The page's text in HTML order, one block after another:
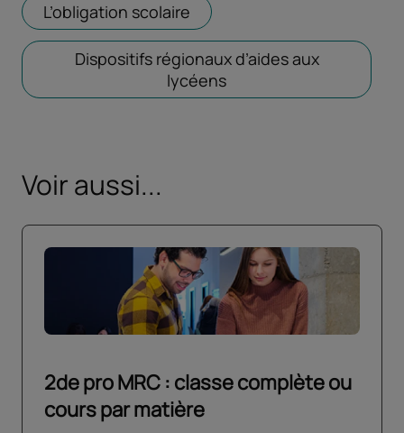
L’obligation scolaire Ouvrir dans un nouvel
Dispositifs régionaux d’aides aux
lycéens Ouvrir dans un nouvel
Voir aussi...
2de pro MRC : classe complète ou
cours par matière